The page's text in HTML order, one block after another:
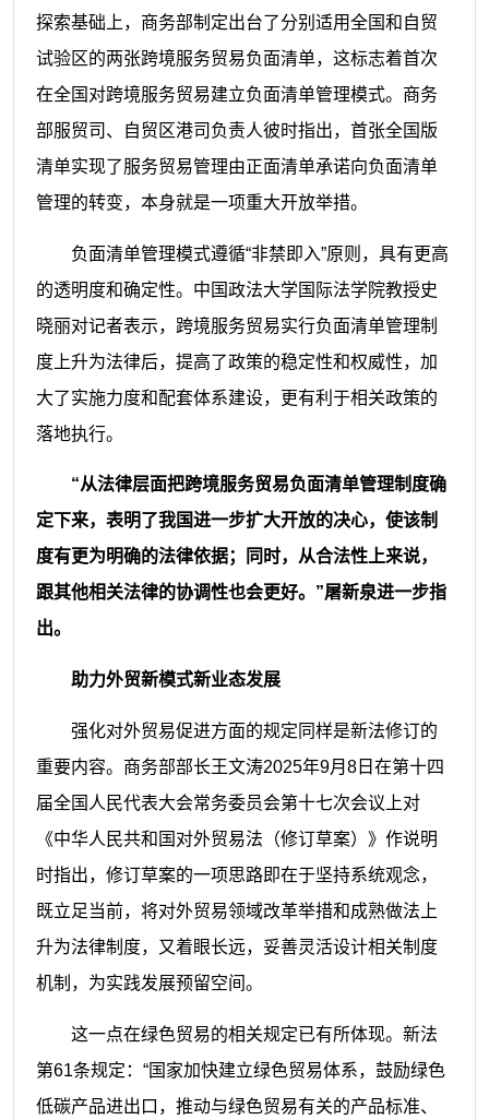
探索基础上，商务部制定出台了分别适用全国和自贸
试验区的两张跨境服务贸易负面清单，这标志着首次
在全国对跨境服务贸易建立负面清单管理模式。商务
部服贸司、自贸区港司负责人彼时指出，首张全国版
清单实现了服务贸易管理由正面清单承诺向负面清单
管理的转变，本身就是一项重大开放举措。
负面清单管理模式遵循“非禁即入”原则，具有更高
的透明度和确定性。中国政法大学国际法学院教授史
晓丽对记者表示，跨境服务贸易实行负面清单管理制
度上升为法律后，提高了政策的稳定性和权威性，加
大了实施力度和配套体系建设，更有利于相关政策的
落地执行。
“从法律层面把跨境服务贸易负面清单管理制度确
定下来，表明了我国进一步扩大开放的决心，使该制
度有更为明确的法律依据；同时，从合法性上来说，
跟其他相关法律的协调性也会更好。”屠新泉进一步指
出。
助力外贸新模式新业态发展
强化对外贸易促进方面的规定同样是新法修订的
重要内容。商务部部长王文涛2025年9月8日在第十四
届全国人民代表大会常务委员会第十七次会议上对
《中华人民共和国对外贸易法（修订草案）》作说明
时指出，修订草案的一项思路即在于坚持系统观念，
既立足当前，将对外贸易领域改革举措和成熟做法上
升为法律制度，又着眼长远，妥善灵活设计相关制度
机制，为实践发展预留空间。
这一点在绿色贸易的相关规定已有所体现。新法
第61条规定：“国家加快建立绿色贸易体系，鼓励绿色
低碳产品进出口，推动与绿色贸易有关的产品标准、